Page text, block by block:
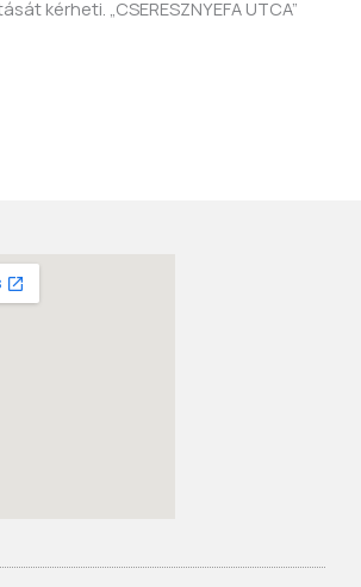
kérheti. „CSERESZNYEFA UTCA”